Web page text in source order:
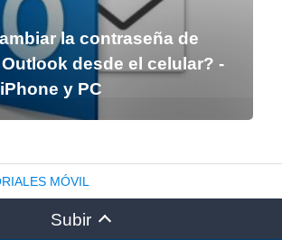
la contraseña de
desde el celular? -
y PC
MÓVIL
Subir